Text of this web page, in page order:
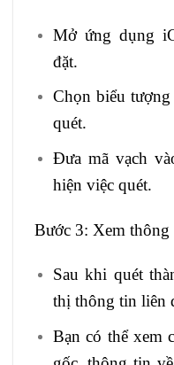
Mở ứng dụng
đặt.
Chọn biểu
quét.
Đưa mã vạch
hiện việc quét.
Bước 3: Xem thông
Sau khi quét
thị thông tin liên
Bạn có thể xem